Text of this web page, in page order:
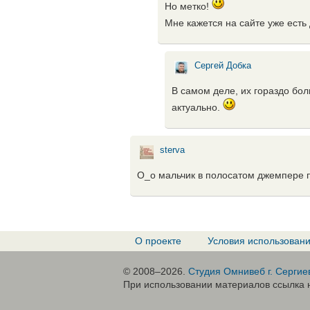
Но метко!
Мне кажется на сайте уже
Сергей Добка
В самом деле, их гораздо
актуально.
sterva
О_о мальчик в полосатом джемпере
О проекте Условия
© 2008–2026. Студия Омнивеб г.
При использовании материалов ссылка